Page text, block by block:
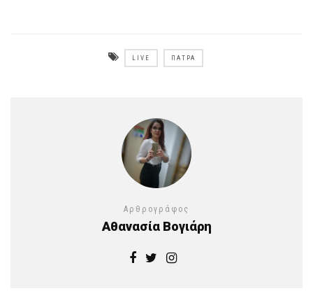
LIVE ΠΆΤΡΑ
Αρθρογράφος
Αθανασία Βογιάρη